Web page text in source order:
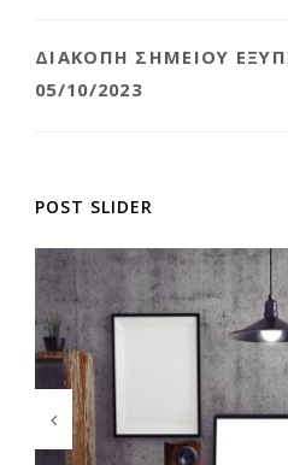
ΔΙΑΚΟΠΉ ΣΗΜΕΊΟΥ
05/10/2023
POST SLIDER